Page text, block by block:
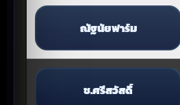
ณัฐนัยฟาร์ม
ช.ศรีสวัสดิ์